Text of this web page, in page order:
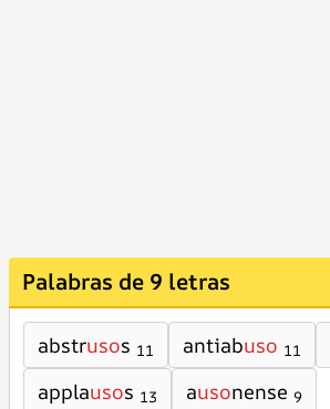
Palabras de 9 letras
abstrusos 11 antiabuso 11
applausos 13 ausonense 9